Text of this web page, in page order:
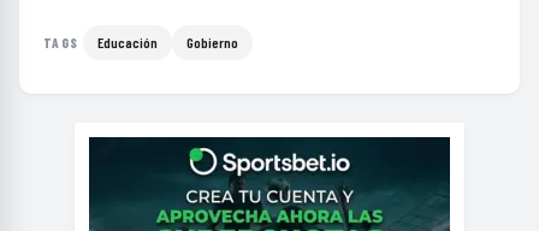
TAGS Educación Gobierno